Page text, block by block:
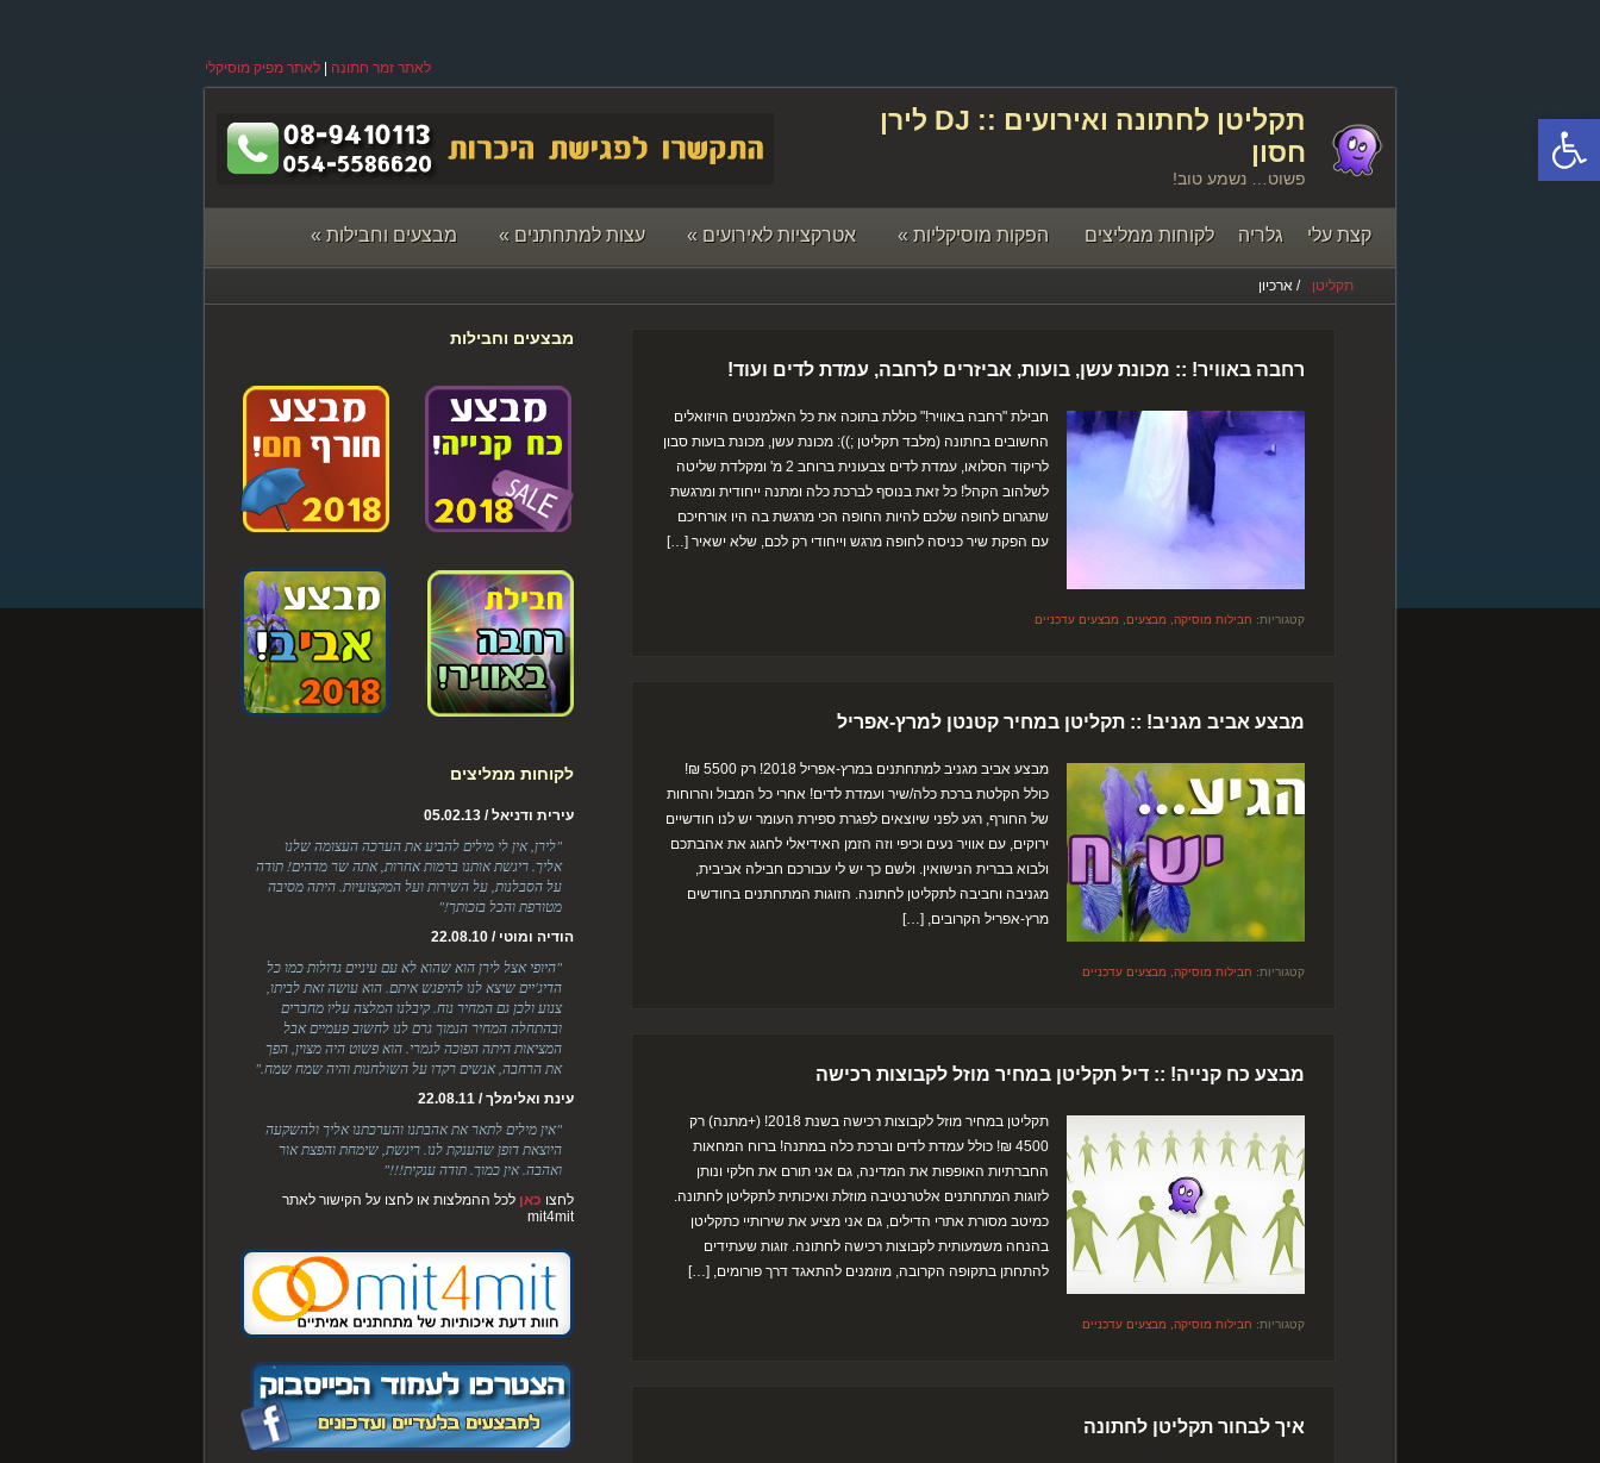
פתח סרגל נגישות
לאתר זמר חתונה לאתר מפיק מוסיקלי
תקליטן לחתונה ואירועים :: DJ לירן
חסון
פשוט… נשמע טוב!
קצת עלי גלריה לקוחות ממליצים הפקות מוסיקליות » אטרקציות לאירועים » עצות למתחתנים » מבצעים וחבילות »
יצירת קשר
תקליטן / ארכיון
רחבה באוויר! :: מכונת עשן, בועות, אביזרים לרחבה, עמדת לדים ועוד!
חבילת "רחבה באוויר!" כוללת בתוכה את כל האלמנטים הויזואלים
החשובים בחתונה (מלבד תקליטן ;)): מכונת עשן, מכונת בועות סבון
לריקוד הסלואו, עמדת לדים צבעונית ברוחב 2 מ' ומקלדת שליטה
לשלהוב הקהל! כל זאת בנוסף לברכת כלה ומתנה ייחודית ומרגשת
שתגרום לחופה שלכם להיות החופה הכי מרגשת בה היו אורחיכם
עם הפקת שיר כניסה לחופה מרגש וייחודי רק לכם, שלא ישאיר […]
קטגוריות: חבילות מוסיקה מבצעים מבצעים עדכניים
מבצע אביב מגניב! :: תקליטן במחיר קטנטן למרץ-אפריל
מבצע אביב מגניב למתחתנים במרץ-אפריל 2018! רק 5500 ₪!
כולל הקלטת ברכת כלה/שיר ועמדת לדים! אחרי כל המבול והרוחות
של החורף, רגע לפני שיוצאים לפגרת ספירת העומר יש לנו חודשיים
ירוקים, עם אוויר נעים וכיפי וזה הזמן האידיאלי לחגוג את אהבתכם
ולבוא בברית הנישואין. ולשם כך יש לי עבורכם חבילה אביבית,
מגניבה וחביבה לתקליטן לחתונה. הזוגות המתחתנים בחודשים
מרץ-אפריל הקרובים, […]
קטגוריות: חבילות מוסיקה מבצעים עדכניים
מבצע כח קנייה! :: דיל תקליטן במחיר מוזל לקבוצות רכישה
תקליטן במחיר מוזל לקבוצות רכישה בשנת 2018! (+מתנה) רק
4500 ₪! כולל עמדת לדים וברכת כלה במתנה! ברוח המחאות
החברתיות האופפות את המדינה, גם אני תורם את חלקי ונותן
לזוגות המתחתנים אלטרנטיבה מוזלת ואיכותית לתקליטן לחתונה.
כמיטב מסורת אתרי הדילים, גם אני מציע את שירותיי כתקליטן
בהנחה משמעותית לקבוצות רכישה לחתונה. זוגות שעתידים
להתחתן בתקופה הקרובה, מוזמנים להתאגד דרך פורומים, […]
קטגוריות: חבילות מוסיקה מבצעים עדכניים
איך לבחור תקליטן לחתונה
מבצעים וחבילות
לקוחות ממליצים
עירית ודניאל / 05.02.13
"לירן, אין לי מילים להביע את הערכה העצומה שלנו
אליך. ריגשת אותנו ברמות אחרות, אתה שר מדהים! תודה
על הסבלנות, על השירות ועל המקצועיות. היתה מסיבה
מטורפת והכל בזכותך!"
הודיה ומוטי / 22.08.10
"היופי אצל לירן הוא שהוא לא עם עיניים גדולות כמו כל
הדיג'יים שיצא לנו להיפגש איתם. הוא עושה זאת לביתו,
צנוע ולכן גם המחיר נוח. קיבלנו המלצה עליו מחברים
ובהתחלה המחיר הנמוך גרם לנו לחשוב פעמיים אבל
המציאות היתה הפוכה לגמרי. הוא פשוט היה מצוין, הפך
את הרחבה, אנשים רקדו על השולחנות והיה שמח שמח."
עינת ואלימלך / 22.08.11
"אין מילים לתאר את אהבתנו והערכתנו אליך ולהשקעה
היוצאת דופן שהענקת לנו. ריגשת, שימחת והפצת אור
ואהבה. אין כמוך. תודה ענקית!!!"
לחצו כאן לכל ההמלצות או לחצו על הקישור לאתר
mit4mit